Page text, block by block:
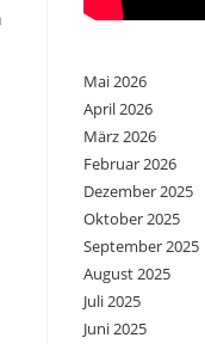
Mai 2026
April 2026
März 2026
Februar 2026
Dezember 2025
Oktober 2025
September 2025
August 2025
Juli 2025
Juni 2025